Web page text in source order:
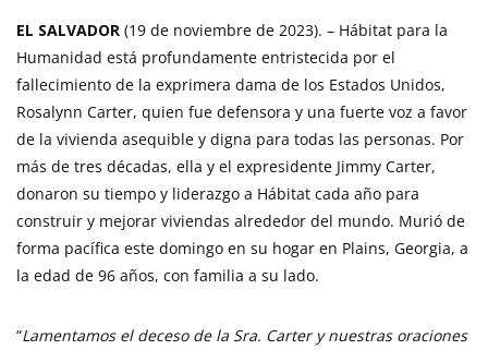
EL SALVADOR (19 de noviembre de 2023). – Hábitat para la
Humanidad está profundamente entristecida por el
fallecimiento de la exprimera dama de los Estados Unidos,
Rosalynn Carter, quien fue defensora y una fuerte voz a favor
de la vivienda asequible y digna para todas las personas. Por
más de tres décadas, ella y el expresidente Jimmy Carter,
donaron su tiempo y liderazgo a Hábitat cada año para
construir y mejorar viviendas alrededor del mundo. Murió de
forma pacífica este domingo en su hogar en Plains, Georgia, a
la edad de 96 años, con familia a su lado.
“Lamentamos el deceso de la Sra. Carter y nuestras oraciones